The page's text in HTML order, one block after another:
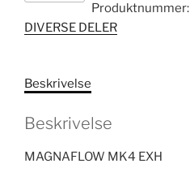
antall
Produktnummer:
DIVERSE DELER
Beskrivelse
Beskrivelse
MAGNAFLOW MK4 EXH